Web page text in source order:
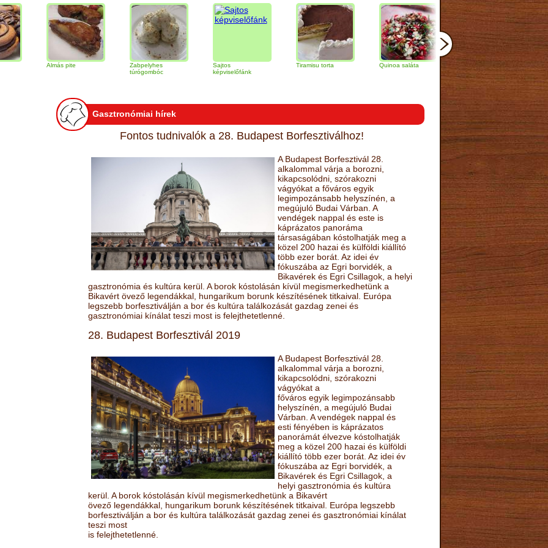
Almás pite
Zabpelyhes
túrógombóc
képviselőfánk
Tiramisu torta Quinoa saláta Mandulás kifli
narancs
Gasztronómiai hírek
Fontos tudnivalók a 28. Budapest Borfesztiválhoz!
A Budapest Borfesztivál 28.
alkalommal várja a borozni,
kikapcsolódni, szórakozni
vágyókat a főváros egyik
legimpozánsabb helyszínén, a
megújuló Budai Várban. A
vendégek nappal és este is
káprázatos panoráma
társaságában kóstolhatják meg a
közel 200 hazai és külföldi kiállító
több ezer borát. Az idei év
fókuszába az Egri borvidék, a
Bikavérek és Egri Csillagok, a helyi
gasztronómia és kultúra kerül. A borok kóstolásán kívül megismerkedhetünk a
Bikavért övező legendákkal, hungarikum borunk készítésének titkaival. Európa
legszebb borfesztiválján a bor és kultúra találkozását gazdag zenei és
gasztronómiai kínálat teszi most is felejthetetlenné.
28. Budapest Borfesztivál 2019
A Budapest Borfesztivál 28.
alkalommal várja a borozni,
kikapcsolódni, szórakozni
vágyókat a
főváros egyik legimpozánsabb
helyszínén, a megújuló Budai
Várban. A vendégek nappal és
esti fényében is káprázatos
panorámát élvezve kóstolhatják
meg a közel 200 hazai és külföldi
kiállító több ezer borát. Az idei év
fókuszába az Egri borvidék, a
Bikavérek és Egri Csillagok, a
helyi gasztronómia és kultúra
kerül. A borok kóstolásán kívül megismerkedhetünk a Bikavért
övező legendákkal, hungarikum borunk készítésének titkaival. Európa legszebb
borfesztiválján a bor és kultúra találkozását gazdag zenei és gasztronómiai kínálat
teszi most
is felejthetetlenné.